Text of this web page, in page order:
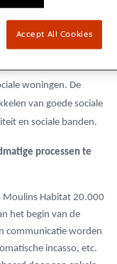
mensen met
overheden. Trois
de Polylogis-groep,
in de bouw,
woningen. De
van goede sociale
en sociale banden.
processen te
Moulins Habitat 20.000
het begin van de
communicatie worden
incasso, etc.
Accept All Cookies